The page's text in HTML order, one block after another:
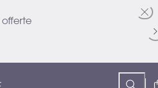
offerte